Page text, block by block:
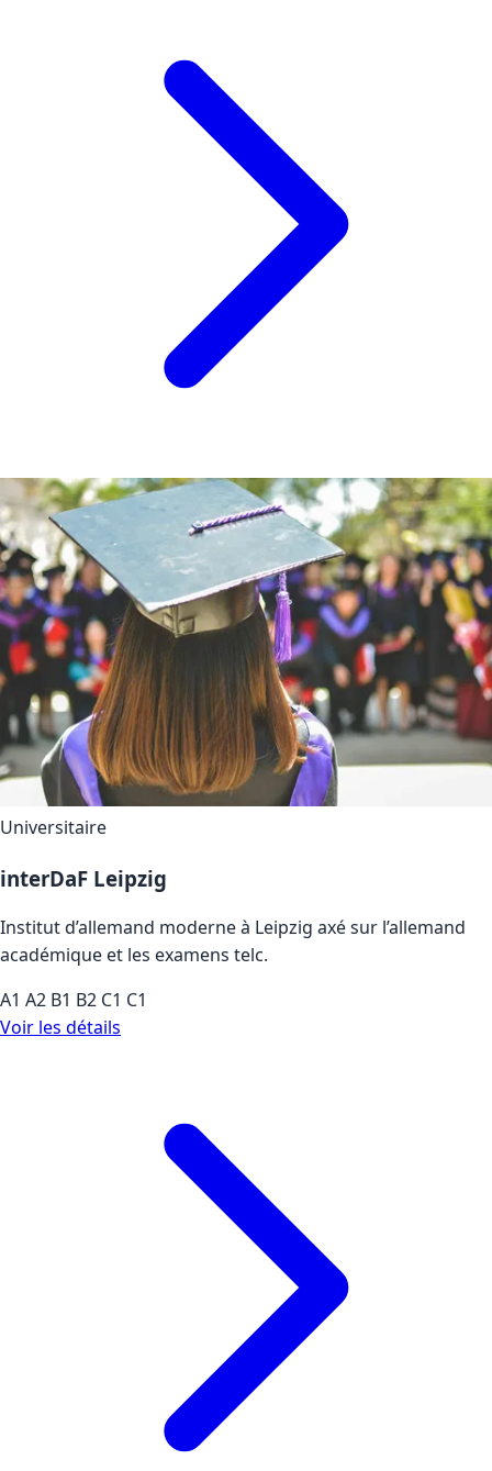
Universitaire
interDaF Leipzig
Institut d’allemand moderne à Leipzig axé sur l’allemand
académique et les examens telc.
A1 A2 B1 B2 C1 C1
Voir les détails